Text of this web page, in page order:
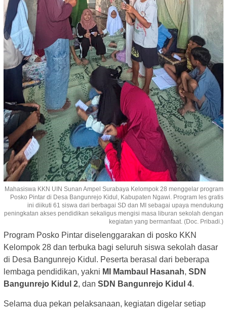
Mahasiswa KKN UIN Sunan Ampel Surabaya Kelompok 28 menggelar program
Posko Pintar di Desa Bangunrejo Kidul, Kabupaten Ngawi. Program les gratis
ini diikuti 61 siswa dari berbagai SD dan MI sebagai upaya mendukung
peningkatan akses pendidikan sekaligus mengisi masa liburan sekolah dengan
kegiatan yang bermanfaat. (Doc. Pribadi.)
Program Posko Pintar diselenggarakan di posko KKN
Kelompok 28 dan terbuka bagi seluruh siswa sekolah dasar
di Desa Bangunrejo Kidul. Peserta berasal dari beberapa
lembaga pendidikan, yakni MI Mambaul Hasanah, SDN
Bangunrejo Kidul 2, dan SDN Bangunrejo Kidul 4.
Selama dua pekan pelaksanaan, kegiatan digelar setiap